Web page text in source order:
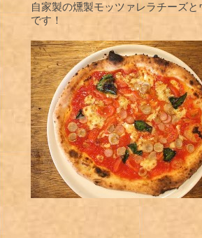
自家製の燻製モッツァレラチーズ
です！